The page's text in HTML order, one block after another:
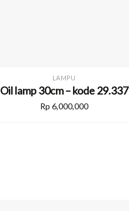
LAMPU
Oil lamp 30cm – kode 29.337
Rp 6,000,000